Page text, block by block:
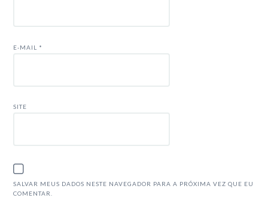
E-MAIL *
SITE
SALVAR MEUS DADOS NESTE NAVEGADOR PARA A PRÓXIMA VEZ QUE EU
COMENTAR.